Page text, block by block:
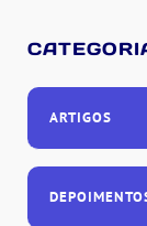
ARTIGOS